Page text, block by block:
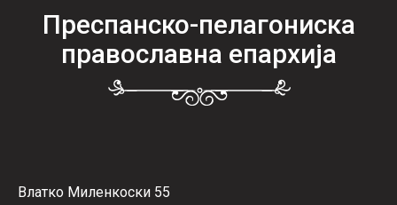
Преспанско-пелагониска
православна епархија
Влатко Миленкоски 55